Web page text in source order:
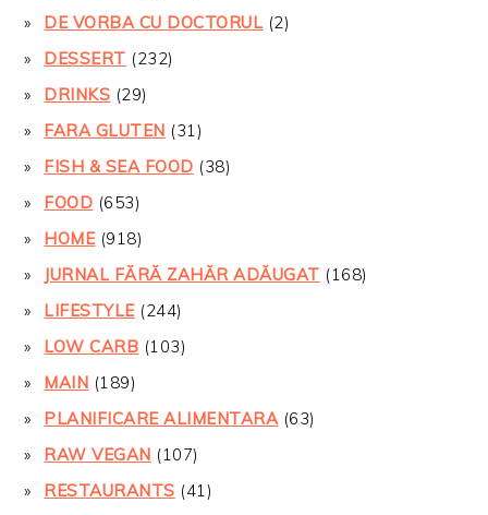
DE VORBA CU DOCTORUL (2)
DESSERT (232)
DRINKS (29)
FARA GLUTEN (31)
FISH & SEA FOOD (38)
FOOD (653)
HOME(918)
JURNAL FĂRĂ ZAHĂR ADĂUGAT (168)
LIFESTYLE(244)
LOW CARB (103)
MAIN (189)
PLANIFICARE ALIMENTARA(63)
RAW VEGAN (107)
RESTAURANTS (41)